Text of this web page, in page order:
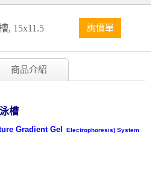
, 15x11.5
詢價單
商品介紹
槽
Gradient Gel Electrophoresis) System